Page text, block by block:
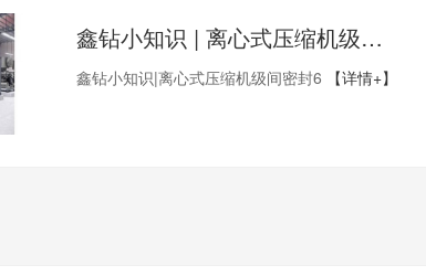
鑫钻小知识 | 离心式压缩机级间密封6
鑫钻小知识|离心式压缩机级间密封6 【详情+】